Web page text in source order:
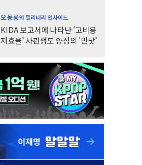
오동룡의 밀리터리 인사이드
KIDA 보고서에 나타난 '고비용
저효율' 사관생도 양성의 '민낯'